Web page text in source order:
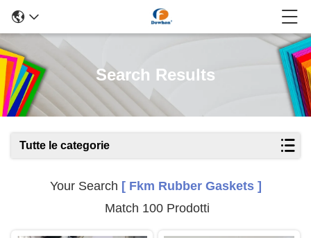
Search Results
Tutte le categorie
Your Search [ Fkm Rubber Gaskets ]
Match 100 Prodotti